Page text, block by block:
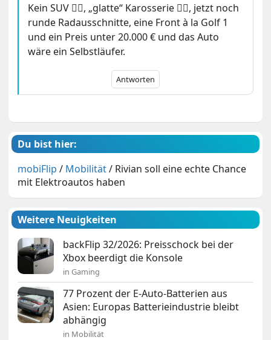
Kein SUV 👍🏻, „glatte“ Karosserie 👍🏻, jetzt noch
runde Radausschnitte, eine Front à la Golf 1
und ein Preis unter 20.000 € und das Auto
wäre ein Selbstläufer.
Antworten
Du bist hier:
mobiFlip / Mobilität/ Rivian soll eine echte Chance
mit Elektroautos haben
Weitere Neuigkeiten
backFlip 32/2026: Preisschock bei der
Xbox beerdigt die Konsole
in Gaming
77 Prozent der E-Auto-Batterien aus
Asien: Europas Batterieindustrie bleibt
abhängig
in Mobilität